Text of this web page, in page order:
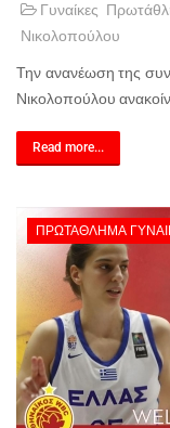
Γυναίκες
Νικολοπούλου
Την ανανέωση της
Νικολοπούλου
Read more...
ΠΡΩΤΆΘΛΗΜΑ